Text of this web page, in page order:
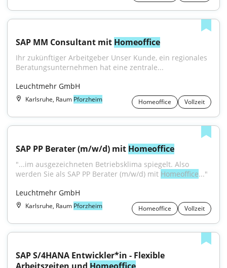
SAP MM Consultant mit Homeoffice
Ihr zukünftiger Arbeitgeber Unser Kunde, ein regionales
Beratungsunternehmen hat eine zentrale...
Leuchtmehr GmbH
Karlsruhe, Raum Pforzheim Homeoffice Vollzeit
SAP PP Berater (m/w/d) mit Homeoffice
"...im ausgezeichneten Betriebsklima spiegelt. Also
werden Sie als SAP PP Berater (m/w/d) mit Homeoffice..."
Leuchtmehr GmbH
Karlsruhe, Raum Pforzheim Homeoffice Vollzeit
SAP S/4HANA Entwickler*in - Flexible